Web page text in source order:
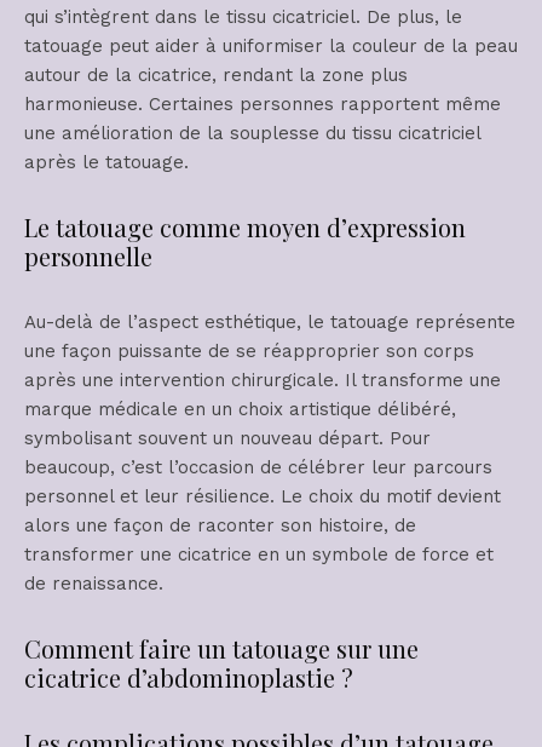
qui s’intègrent dans le tissu cicatriciel. De plus, le
tatouage peut aider à uniformiser la couleur de la peau
autour de la cicatrice, rendant la zone plus
harmonieuse. Certaines personnes rapportent même
une amélioration de la souplesse du tissu cicatriciel
après le tatouage.
Le tatouage comme moyen d’expression
personnelle
Au-delà de l’aspect esthétique, le tatouage représente
une façon puissante de se réapproprier son corps
après une intervention chirurgicale. Il transforme une
marque médicale en un choix artistique délibéré,
symbolisant souvent un nouveau départ. Pour
beaucoup, c’est l’occasion de célébrer leur parcours
personnel et leur résilience. Le choix du motif devient
alors une façon de raconter son histoire, de
transformer une cicatrice en un symbole de force et
de renaissance.
Comment faire un tatouage sur une
cicatrice d’abdominoplastie ?